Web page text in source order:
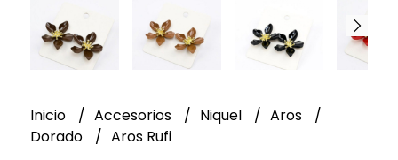
Inicio Accesorios Niquel
Aros
Dorado
Aros Rufi